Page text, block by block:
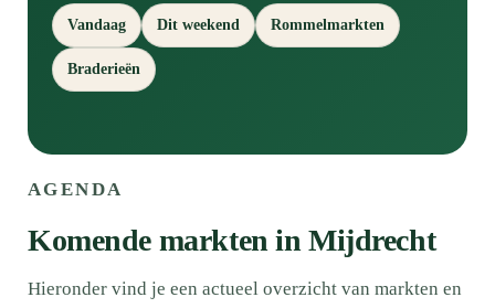
Vandaag Dit weekend Rommelmarkten
Braderieën
AGENDA
Komende markten in Mijdrecht
Hieronder vind je een actueel overzicht van markten en